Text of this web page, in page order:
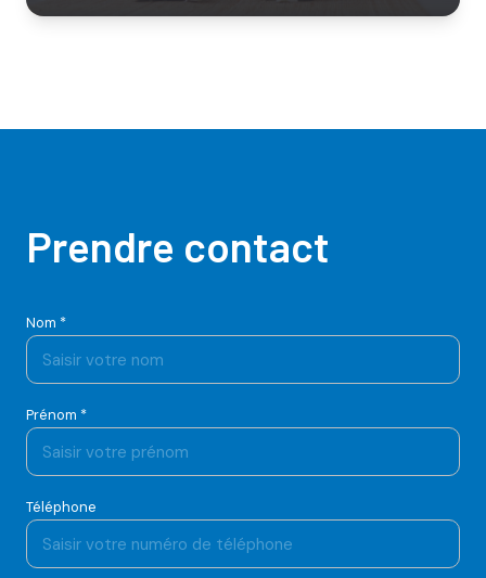
Prendre contact
Nom *
Prénom *
Téléphone